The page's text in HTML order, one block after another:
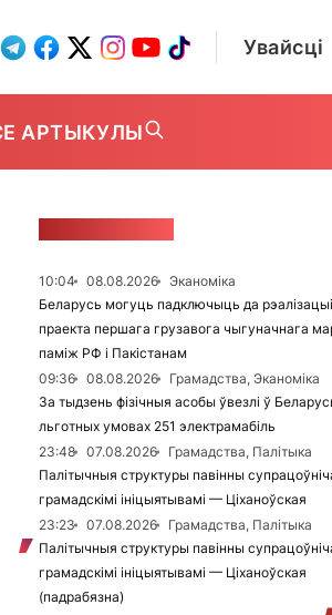
Увайсці
АРТЫКУЛЫ
10:04 08.08.2026
Эканоміка
Беларусь могуць падключыць да рэалізацыі
праекта першага грузавога чыгуначнага
паміж РФ і Пакістанам
09:36
08.08.2026
Грамадства, Эканоміка
За тыдзень фізічныя асобы ўвезлі ў
льготных умовах 251 электрамабіль
23:48
07.08.2026
Грамадства, Палітыка
Палітычныя структуры павінны
грамадскімі ініцыятывамі — Ціханоўская
23:23
07.08.2026
Грамадства, Палітыка
Палітычныя структуры павінны
грамадскімі ініцыятывамі — Ціханоўская
(падрабязна)